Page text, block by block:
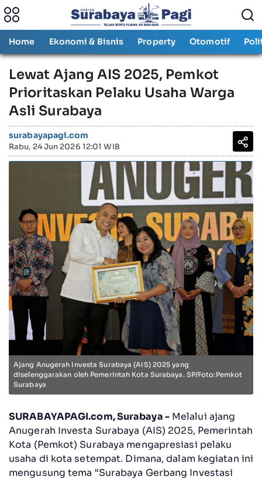
Home Ekonomi & Bisnis Property Otomotif
Lewat Ajang AIS 2025, Pemkot
Prioritaskan Pelaku Usaha Warga
Asli Surabaya
surabayapagi.com
Rabu, 24 Jun 2026 12:01 WIB
Ajang Anugerah Investa Surabaya (AIS) 2025 yang
diselenggarakan oleh Pemerintah Kota Surabaya. SP/Foto:Pemkot
Surabaya
SURABAYAPAGI.com, Surabaya -Melalui ajang
Anugerah Investa Surabaya (AIS) 2025, Pemerintah
Kota (Pemkot) Surabaya mengapresiasi pelaku
usaha di kota setempat. Dimana, dalam kegiatan ini
mengusung tema “Surabaya Gerbang Investasi